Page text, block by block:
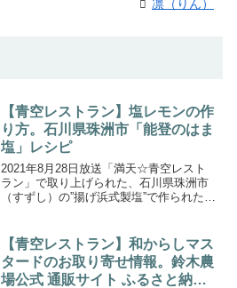
凛（りん）
【青空レストラン】塩レモンの作
り方。石川県珠洲市「能登のはま
塩」レシピ
2021年8月28日放送「満天☆青空レスト
ラン」で取り上げられた、石川県珠洲市
（すずし）の”揚げ浜式製塩”で作られた能
は、石川県珠洲市の「お塩」。石川県珠
洲市はリアス式海...
【青空レストラン】和からしマス
タードのお取り寄せ情報。鈴木農
場公式 通販サイト ふるさと納税